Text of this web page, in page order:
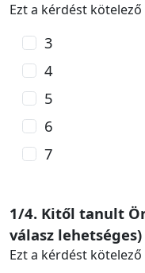
Ezt a kérdést
3
4
5
6
7
1/4. Kitől tanult
válasz lehetséges)
Ezt a kérdést